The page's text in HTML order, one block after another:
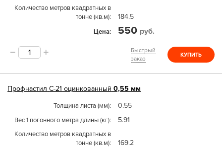
Количество метров квадратных в
тонне (кв.м)
184.5
Цена 550 руб.
Быстрый
заказ
КУПИТЬ
Профнастил С-21 оцинкованный 0,55 мм
Толщина листа (мм) 0.55
Вес 1 погонного метра длины (кг) 5.91
Количество метров квадратных в
тонне (кв.м)
169.2